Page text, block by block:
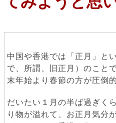
中国や香港では「正月」と
で、所謂、旧正月）のこと
末年始より春節の方が圧倒
だいたい１月の半ば過ぎく
り物が溢れて、お正月気分